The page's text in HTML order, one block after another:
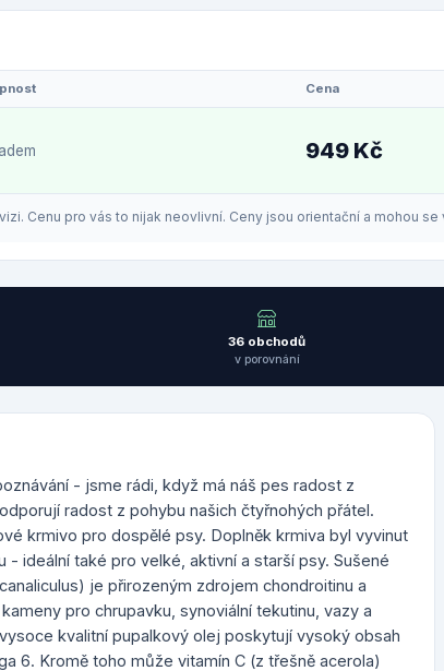
Cena
949 Kč
Cenu pro vás to nijak neovlivní. Ceny jsou orientační a mohou se
36 obchodů
v porovnání
- jsme rádi, když má náš pes radost z
radost z pohybu našich čtyřnohých přátel.
krmivo pro dospělé psy. Doplněk krmiva byl vyvinut
ideální také pro velké, aktivní a starší psy. Sušené
je přirozeným zdrojem chondroitinu a
pro chrupavku, synoviální tekutinu, vazy a
kvalitní pupalkový olej poskytují vysoký obsah
6. Kromě toho může vitamín C (z třešně acerola)